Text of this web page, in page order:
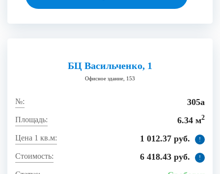
БЦ Васильченко, 1
Офисное здание, 153
305а
6.34 м2
1 012.37 руб. !
6 418.43 руб. !